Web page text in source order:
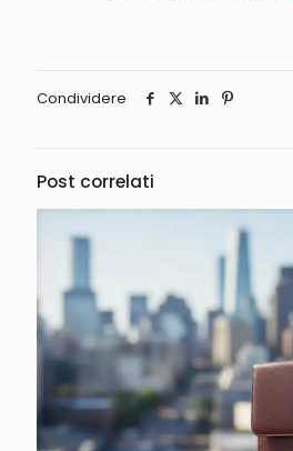
Condividere
Post correlati